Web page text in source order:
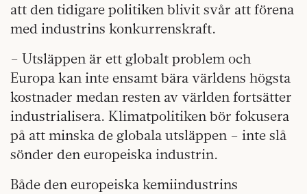
att den tidigare politiken blivit svår att förena
med industrins konkurrenskraft.
– Utsläppen är ett globalt problem och
Europa kan inte ensamt bära världens högsta
kostnader medan resten av världen fortsätter
industrialisera. Klimatpolitiken bör fokusera
på att minska de globala utsläppen – inte slå
sönder den europeiska industrin.
Både den europeiska kemiindustrins